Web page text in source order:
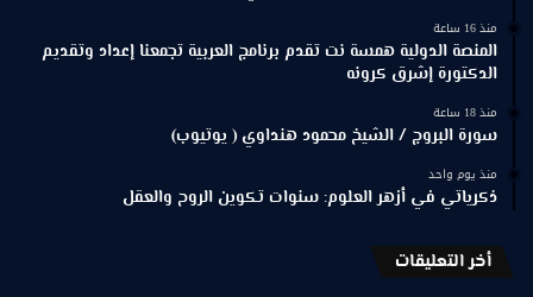
منذ 16 ساعة
المنصة الدولية همسة نت تقدم برنامج العربية تجمعنا إعداد وتقديم
الدكتورة إشرق كرونه
منذ 18 ساعة
سورة البروج / الشيخ محمود هنداوي ( يوتيوب)
منذ يوم واحد
ذكرياتي في أزهر العلوم: سنوات تكوين الروح والعقل
أخر التعليقات